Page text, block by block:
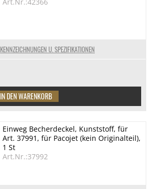
KENNZEICHNUNGEN U. SPEZIFIKATIONEN
Einweg Becherdeckel, Kunststoff, für
Art. 37991, für Pacojet (kein Originalteil),
1 St
Art.Nr.:37992